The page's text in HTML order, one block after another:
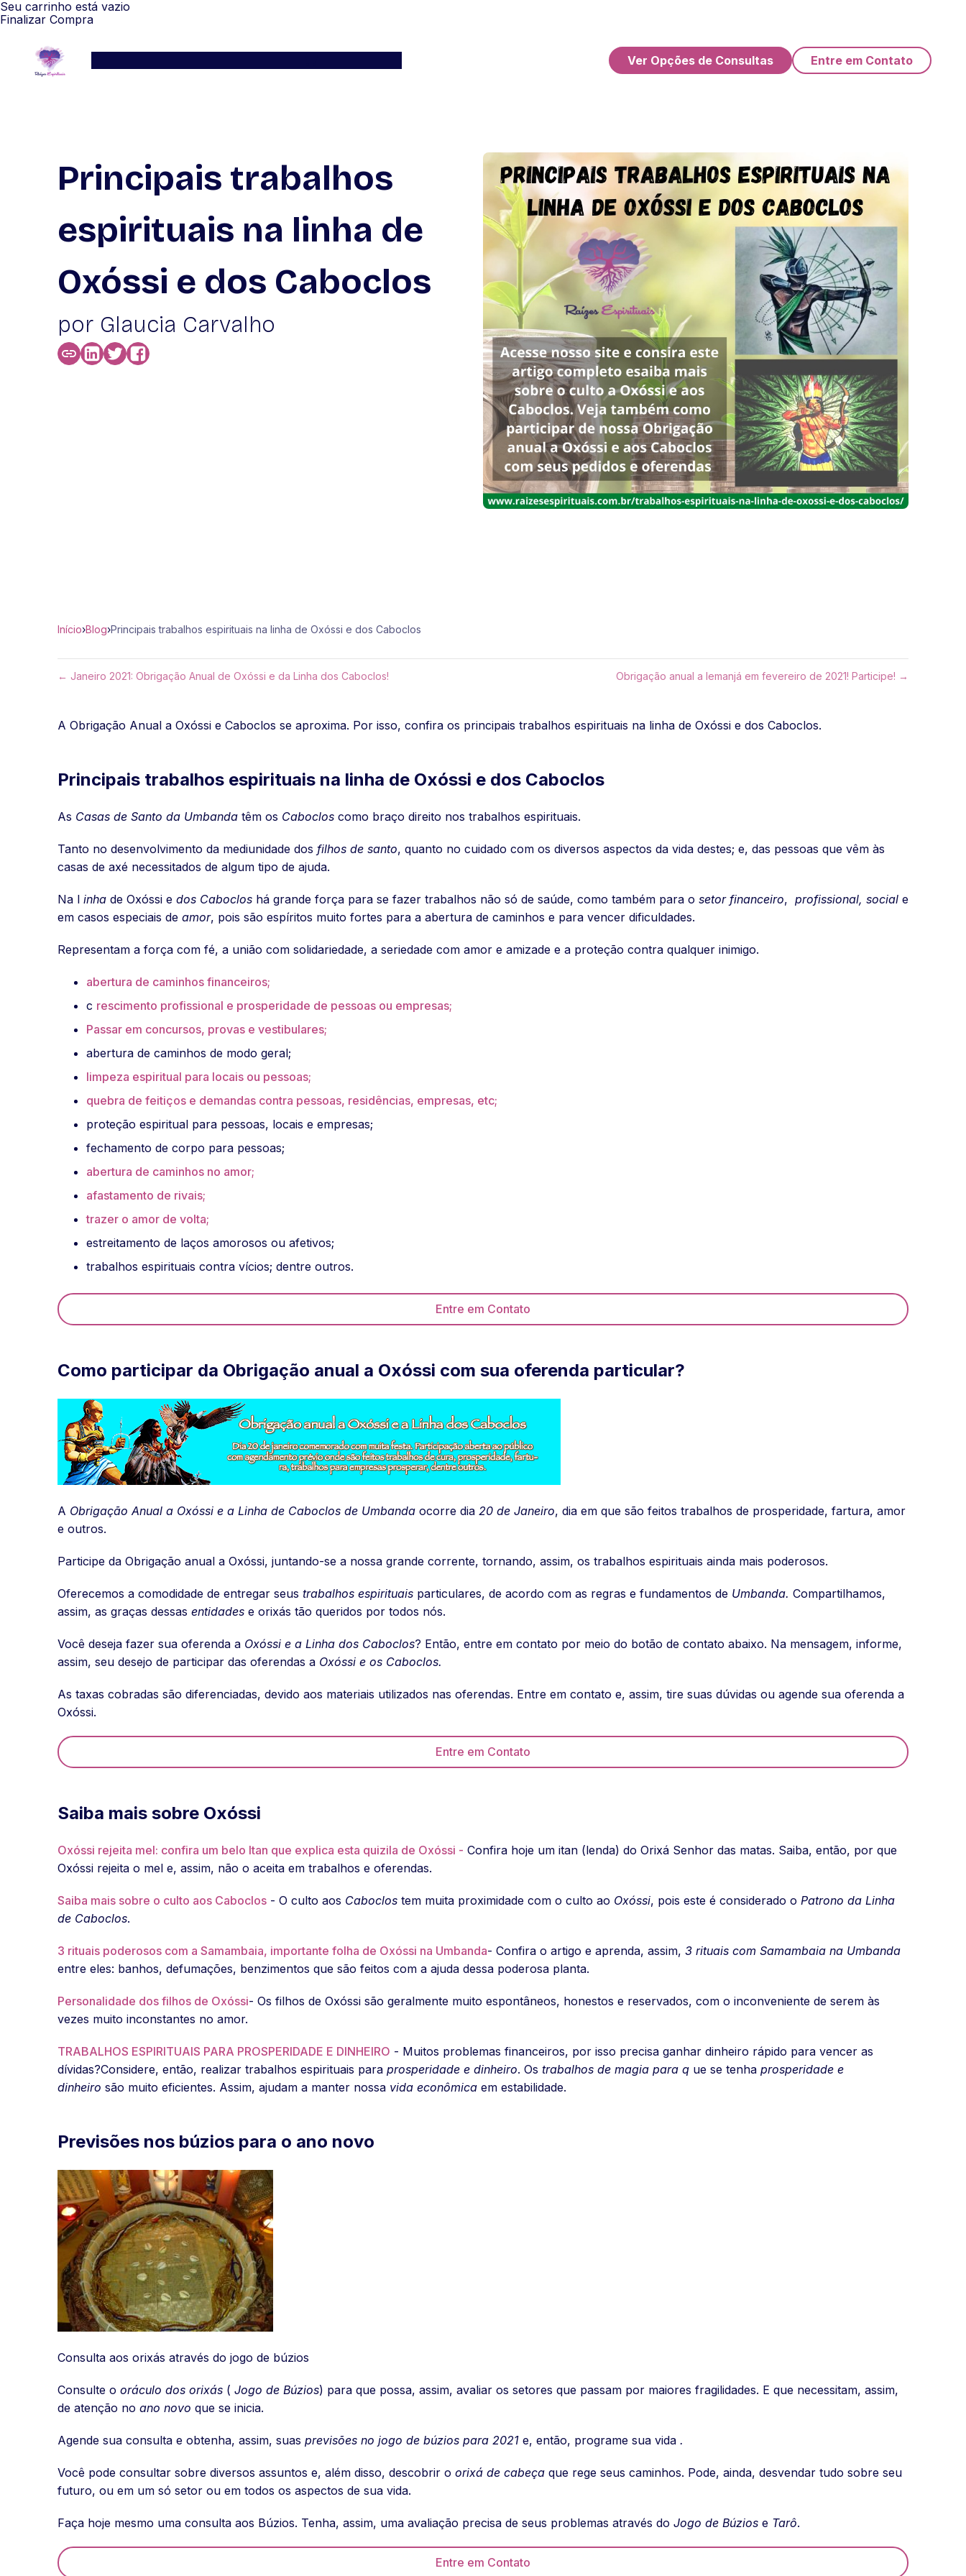
Seu carrinho está vazio
Finalizar Compra
Ver Opções de Consultas Entre em Contato
Principais trabalhos
espirituais na linha de
Oxóssi e dos Caboclos
por Glaucia Carvalho
Início›Blog›Principais trabalhos espirituais na linha de Oxóssi e dos Caboclos
← Janeiro 2021: Obrigação Anual de Oxóssi e da Linha dos Caboclos! Obrigação anual a Iemanjá em fevereiro de 2021! Participe! →
A Obrigação Anual a Oxóssi e Caboclos se aproxima. Por isso, confira os principais trabalhos espirituais na linha de Oxóssi e dos Caboclos.
Principais trabalhos espirituais na linha de Oxóssi e dos Caboclos
As Casas de Santo da Umbanda têm os Caboclos como braço direito nos trabalhos espirituais.
Tanto no desenvolvimento da mediunidade dos filhos de santo, quanto no cuidado com os diversos aspectos da vida destes; e, das pessoas que vêm às
casas de axé necessitados de algum tipo de ajuda.
Na l inha de Oxóssi e dos Caboclos há grande força para se fazer trabalhos não só de saúde, como também para o setor financeiro, profissional, social e
em casos especiais de amor, pois são espíritos muito fortes para a abertura de caminhos e para vencer dificuldades.
Representam a força com fé, a união com solidariedade, a seriedade com amor e amizade e a proteção contra qualquer inimigo.
abertura de caminhos financeiros;
c rescimento profissional e prosperidade de pessoas ou empresas;
Passar em concursos, provas e vestibulares;
abertura de caminhos de modo geral;
limpeza espiritual para locais ou pessoas;
quebra de feitiços e demandas contra pessoas, residências, empresas, etc;
proteção espiritual para pessoas, locais e empresas;
fechamento de corpo para pessoas;
abertura de caminhos no amor;
afastamento de rivais;
trazer o amor de volta;
estreitamento de laços amorosos ou afetivos;
trabalhos espirituais contra vícios; dentre outros.
Entre em Contato
Como participar da Obrigação anual a Oxóssi com sua oferenda particular?
A Obrigação Anual a Oxóssi e a Linha de Caboclos de Umbanda ocorre dia 20 de Janeiro, dia em que são feitos trabalhos de prosperidade, fartura, amor
e outros.
Participe da Obrigação anual a Oxóssi, juntando-se a nossa grande corrente, tornando, assim, os trabalhos espirituais ainda mais poderosos.
Oferecemos a comodidade de entregar seus trabalhos espirituais particulares, de acordo com as regras e fundamentos de Umbanda. Compartilhamos,
assim, as graças dessas entidades e orixás tão queridos por todos nós.
Você deseja fazer sua oferenda a Oxóssi e a Linha dos Caboclos? Então, entre em contato por meio do botão de contato abaixo. Na mensagem, informe,
assim, seu desejo de participar das oferendas a Oxóssi e os Caboclos.
As taxas cobradas são diferenciadas, devido aos materiais utilizados nas oferendas. Entre em contato e, assim, tire suas dúvidas ou agende sua oferenda a
Oxóssi.
Entre em Contato
Saiba mais sobre Oxóssi
Oxóssi rejeita mel: confira um belo Itan que explica esta quizila de Oxóssi - Confira hoje um itan (lenda) do Orixá Senhor das matas. Saiba, então, por que
Oxóssi rejeita o mel e, assim, não o aceita em trabalhos e oferendas.
Saiba mais sobre o culto aos Caboclos - O culto aos Caboclos tem muita proximidade com o culto ao Oxóssi, pois este é considerado o Patrono da Linha
de Caboclos.
3 rituais poderosos com a Samambaia, importante folha de Oxóssi na Umbanda- Confira o artigo e aprenda, assim, 3 rituais com Samambaia na Umbanda
entre eles: banhos, defumações, benzimentos que são feitos com a ajuda dessa poderosa planta.
Personalidade dos filhos de Oxóssi- Os filhos de Oxóssi são geralmente muito espontâneos, honestos e reservados, com o inconveniente de serem às
vezes muito inconstantes no amor.
TRABALHOS ESPIRITUAIS PARA PROSPERIDADE E DINHEIRO - Muitos problemas financeiros, por isso precisa ganhar dinheiro rápido para vencer as
dívidas?Considere, então, realizar trabalhos espirituais para prosperidade e dinheiro. Os trabalhos de magia para q ue se tenha prosperidade e
dinheiro são muito eficientes. Assim, ajudam a manter nossa vida econômica em estabilidade.
Previsões nos búzios para o ano novo
Consulta aos orixás através do jogo de búzios
Consulte o oráculo dos orixás ( Jogo de Búzios) para que possa, assim, avaliar os setores que passam por maiores fragilidades. E que necessitam, assim,
de atenção no ano novo que se inicia.
Agende sua consulta e obtenha, assim, suas previsões no jogo de búzios para 2021 e, então, programe sua vida .
Você pode consultar sobre diversos assuntos e, além disso, descobrir o orixá de cabeça que rege seus caminhos. Pode, ainda, desvendar tudo sobre seu
futuro, ou em um só setor ou em todos os aspectos de sua vida.
Faça hoje mesmo uma consulta aos Búzios. Tenha, assim, uma avaliação precisa de seus problemas através do Jogo de Búzios e Tarô.
Entre em Contato